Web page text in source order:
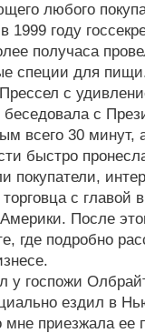
любого
1999 году
получаса
специи для
с
с
всего 30 минут,
быстро
покупатели,
торговца с
После
где подробно
у госпожи
ездил в
мне приезжала ее